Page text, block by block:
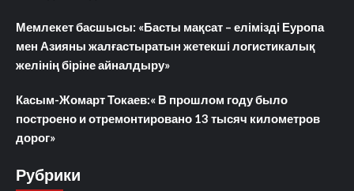
Мемлекет басшысы: «Басты мақсат – елімізді Еуропа
мен Азияны жалғастыратын жетекші логистикалық
желінің біріне айналдыру»
Касым-Жомарт Токаев:« В прошлом году было
построено и отремонтировано 13 тысяч километров
дорог»
Рубрики